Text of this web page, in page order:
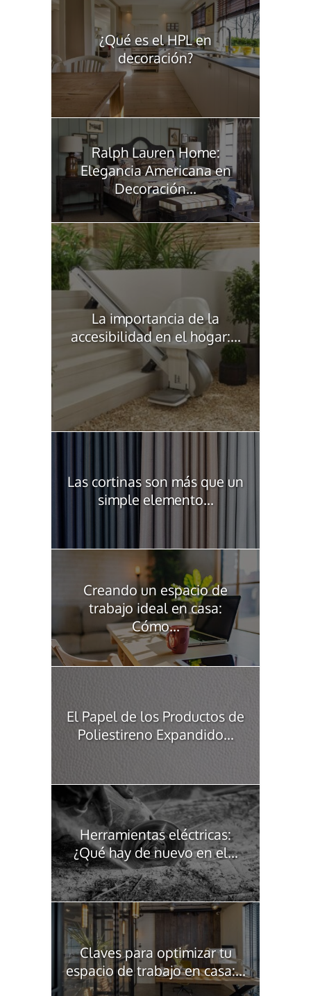
¿Qué es el HPL en
decoración?
Ralph Lauren Home:
Elegancia Americana en
Decoración...
La importancia de la
accesibilidad en el hogar:...
Las cortinas son más que un
simple elemento...
Creando un espacio de
trabajo ideal en casa:
Cómo...
El Papel de los Productos de
Poliestireno Expandido...
Herramientas eléctricas:
¿Qué hay de nuevo en el...
Claves para optimizar tu
espacio de trabajo en casa:...